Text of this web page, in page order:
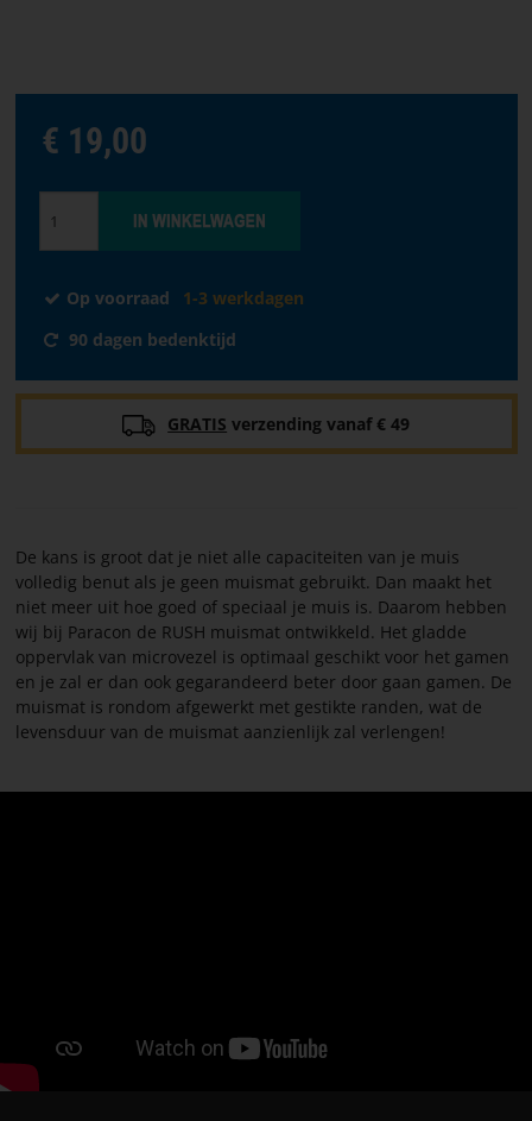
ONS
€ 19,00
Op voorraad
1-3 werkdagen
90 dagen bedenktijd
GRATIS verzending vanaf € 49
De kans is groot dat je niet alle capaciteiten van je muis
volledig benut als je geen muismat gebruikt. Dan maakt het
niet meer uit hoe goed of speciaal je muis is. Daarom hebben
wij bij Paracon de RUSH muismat ontwikkeld. Het gladde
oppervlak van microvezel is optimaal geschikt voor het gamen
en je zal er dan ook gegarandeerd beter door gaan gamen. De
muismat is rondom afgewerkt met gestikte randen, wat de
levensduur van de muismat aanzienlijk zal verlengen!